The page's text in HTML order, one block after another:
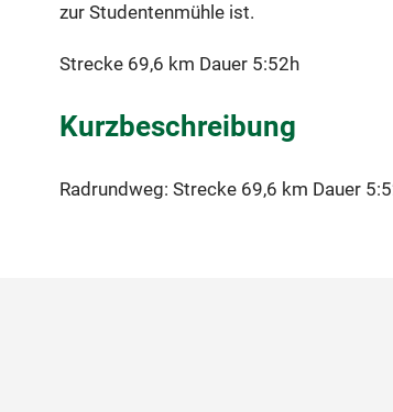
zur Studentenmühle ist.
Strecke 69,6 km Dauer 5:52h
Kurzbeschreibung
Radrundweg: Strecke 69,6 km Dauer